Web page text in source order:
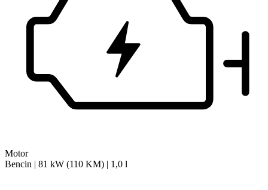
Motor
Bencin | 81 kW (110 KM) | 1,0 l